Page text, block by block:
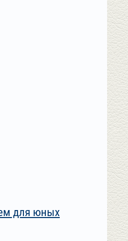
для юных